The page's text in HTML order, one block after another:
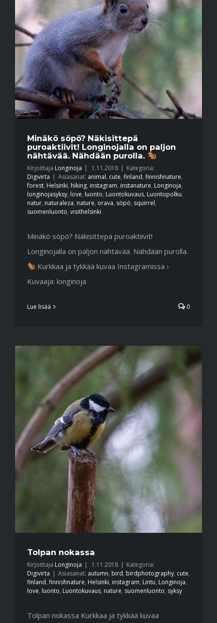
Minäkö söpö? Näkisittepä
puroaktiivit! Longinojalla on paljon
nähtävää. Nähdään purolla.
Kirjoittaja Longinoja | 1.11.2018 | Kategoria:
Digivirta | Asiasanat: animal, cute, finland, finnishnature,
forest, Helsinki, hiking, instagram, instanature, Longinoja,
longinojasyksy, love, luonto, Luontokuvaus, Luontopolku,
natur, naturaleza, nature, orava, söpö, squirrel,
suomenluonto, visithelsinki
Minäkö söpö? Näkisittepä puroaktiivit!
Longinojalla on paljon nähtävää. Nähdään purolla.
Kurkkaa ja tykkää kuvaa Instagramissa ›
Kuvaaja: longinoja
Lue lisää 0
Tolpan nokassa
Kirjoittaja Longinoja 1.11.2018
Kategoria:
Digivirta
Asiasanat: autumn, bird, birdphotography, cute,
finland, finnishnature, Helsinki, instagram, Lintu, Longinoja,
love, luonto, Luontokuvaus, nature, suomenluonto, syksy
Tolpan nokassa Kurkkaa ja tykkää kuvaa